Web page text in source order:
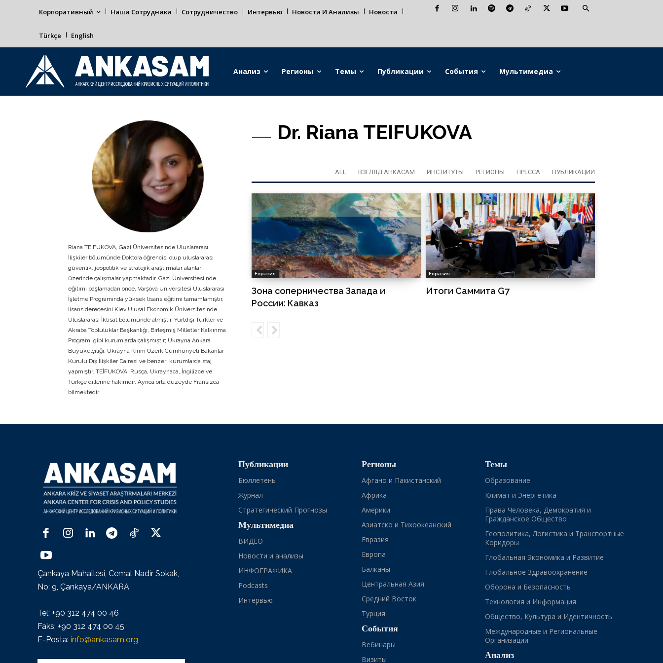
Корпоративный Наши Сотрудники Сотрудничество Интервью Новости И Анализы Новости
Türkçe English
Анализ Регионы Темы Публикации События Мультимедиа
Riana TEİFUKOVA, Gazi Üniversitesinde Uluslararası
İlişkiler bölümünde Doktora öğrencisi olup uluslararası
güvenlik, jeopolitik ve stratejik araştırmalar alanları
üzerinde çalışmalar yapmaktadır. Gazi Üniversitesi'nde
eğitimi başlamadan önce, Varşova Üniversitesi Uluslararası
İşletme Programında yüksek lisans eğitimi tamamlamıştır,
lisans derecesini Kiev Ulusal Ekonomik Üniversitesinde
Uluslararası İktisat bölümünde almıştır. Yurtdışı Türkler ve
Akraba Topluluklar Başkanlığı, Birleşmiş Milletler Kalkınma
Programı gibi kurumlarda çalışmıştır; Ukrayna Ankara
Büyükelçiliği, Ukrayna Kırım Özerk Cumhuriyeti Bakanlar
Kurulu Dış İlişkiler Dairesi ve benzeri kurumlarda staj
yapmıştır. TEİFUKOVA, Rusça, Ukraynaca, İngilizce ve
Türkçe dillerine hakimdir. Ayrıca orta düzeyde Fransızca
bilmektedir.
Dr. Riana TEIFUKOVA
ALL ВЗГЛЯД АНКАСАМ ИНСТИТУТЫ РЕГИОНЫ ПРЕССА ПУБЛИКАЦИИ
Евразия
Зона соперничества Запада и
России: Кавказ
Евразия
Итоги Cаммита G7
Çankaya Mahallesi, Cemal Nadir Sokak,
No: 9, Çankaya/ANKARA
Tel: +90 312 474 00 46
Faks: +90 312 474 00 45
E-Posta: info@ankasam.org
Публикации
Бюллетень
Журнал
Стратегический Прогнозы
Мультимедиа
ВИДЕО
Новости и анализы
ИНФОГРАФИКА
Podcasts
Интервью
Регионы
Афгано и Пакистанский
Африка
Америки
Азиатско и Тихоокеанский
Евразия
Европа
Балканы
Центральная Азия
Средний Восток
Турция
События
Вебинары
Визиты
Темы
Образование
Климат и Энергетика
Права Человека, Демократия и
Гражданское Общество
Геополитика, Логистика и Транспортные
Коридоры
Глобальная Экономика и Развитие
Глобальное Здравоохранение
Оборона и Безопасность
Технология и Информация
Общество, Культура и Идентичность
Международные и Региональные
Организации
Анализ